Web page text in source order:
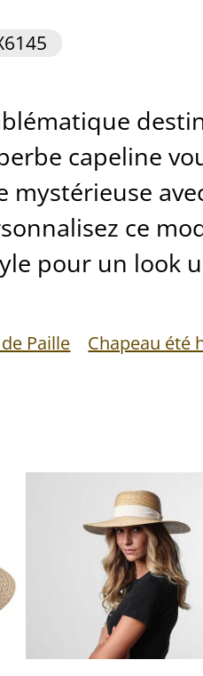
capeline
mystérieuse
ce
pour un look
Paille Chapeau été